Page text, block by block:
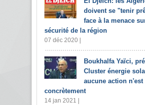
doivent se "tenir
face à la menace
sécurité de la région
07 déc 2020 |
Boukhalfa Yaïci,
Cluster énergie
aucune action n'est
concrètement
14 jan 2021 |